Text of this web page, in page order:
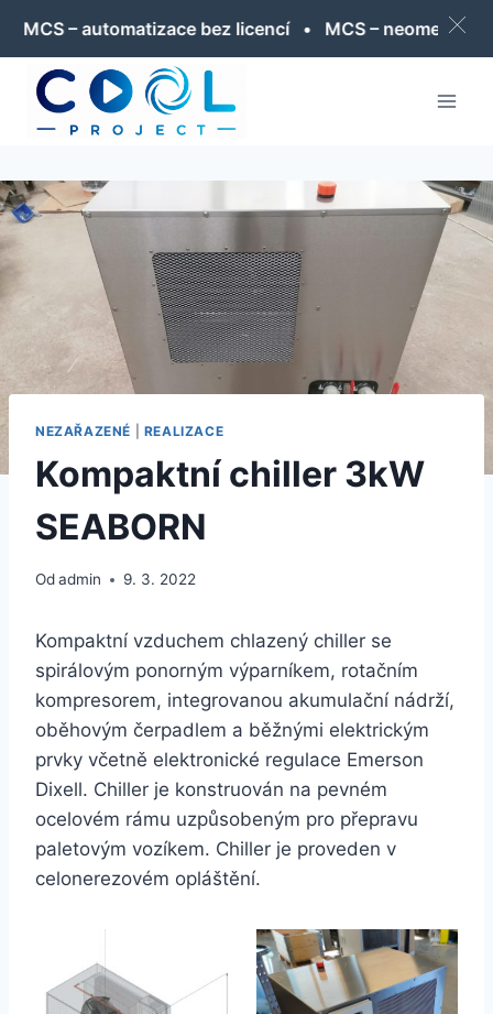
– automatizace bez licencí • MCS – neomezený
Přeskočit
obsah
NEZAŘAZENÉ REALIZACE
Kompaktní chiller 3kW
SEABORN
Odadmin 9. 3. 2022
Kompaktní vzduchem chlazený chiller se
spirálovým ponorným výparníkem, rotačním
kompresorem, integrovanou akumulační nádrží,
oběhovým čerpadlem a běžnými elektrickým
prvky včetně elektronické regulace Emerson
Dixell. Chiller je konstruován na pevném
ocelovém rámu uzpůsobeným pro přepravu
paletovým vozíkem. Chiller je proveden v
celonerezovém opláštění.